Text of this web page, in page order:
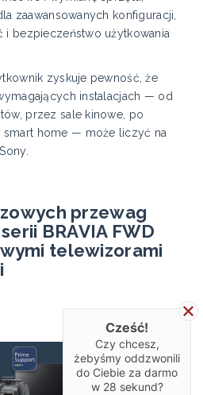
zaawansowanych konfiguracji,
i bezpieczeństwo użytkowania
zyskuje pewność, że
instalacjach — od
przez sale kinowe, po
smart home — może liczyć na
przewag
BRAVIA FWD
telewizorami
Cześć!
Czy chcesz,
żebyśmy oddzwonili
do Ciebie za darmo
w 28 sekund?